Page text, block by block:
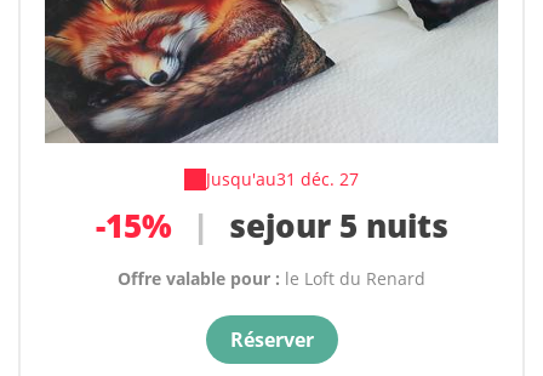
Jusqu'au31 déc. 27
-15% | sejour 5 nuits
Offre valable pour : le Loft du Renard
Réserver